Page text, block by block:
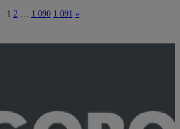
1 2 … 1 090 1 091 »